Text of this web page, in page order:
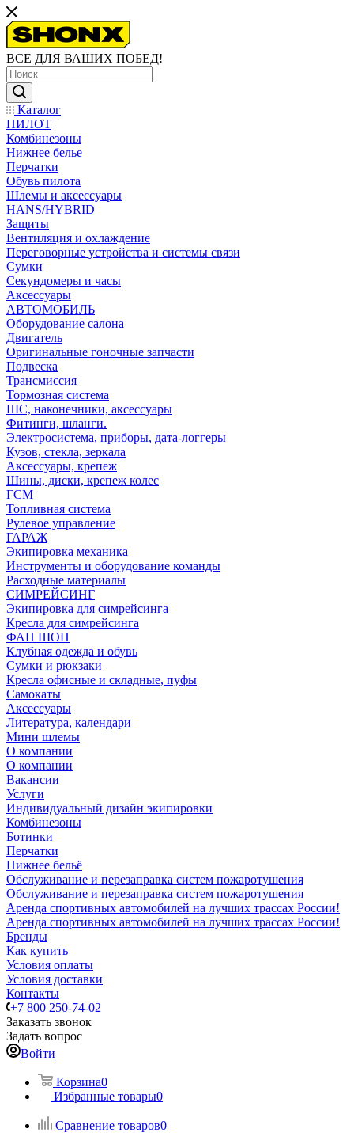
ВСЕ ДЛЯ ВАШИХ ПОБЕД!
Каталог
ПИЛОТ
Комбинезоны
Нижнее белье
Перчатки
Обувь пилота
Шлемы и аксессуары
HANS/HYBRID
Защиты
Вентиляция и охлаждение
Переговорные устройства и системы связи
Сумки
Секундомеры и часы
Аксессуары
АВТОМОБИЛЬ
Оборудование салона
Двигатель
Оригинальные гоночные запчасти
Подвеска
Трансмиссия
Тормозная система
ШС, наконечники, аксессуары
Фитинги, шланги.
Электросистема, приборы, дата-логгеры
Кузов, стекла, зеркала
Аксессуары, крепеж
Шины, диски, крепеж колес
ГСМ
Топливная система
Рулевое управление
ГАРАЖ
Экипировка механика
Инструменты и оборудование команды
Расходные материалы
СИМРЕЙСИНГ
Экипировка для симрейсинга
Кресла для симрейсинга
ФАН ШОП
Клубная одежда и обувь
Сумки и рюкзаки
Кресла офисные и складные, пуфы
Самокаты
Аксессуары
Литература, календари
Мини шлемы
О компании
О компании
Вакансии
Услуги
Индивидуальный дизайн экипировки
Комбинезоны
Ботинки
Перчатки
Нижнее бельё
Обслуживание и перезаправка систем пожаротушения
Обслуживание и перезаправка систем пожаротушения
Аренда спортивных автомобилей на лучших трассах России!
Аренда спортивных автомобилей на лучших трассах России!
Бренды
Как купить
Условия оплаты
Условия доставки
Контакты
+7 800 250-74-02
Заказать звонок
Задать вопрос
Войти
Корзина0
Избранные товары0
Сравнение товаров0